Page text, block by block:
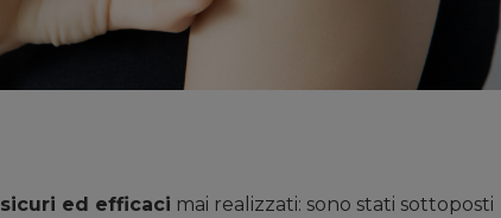
sicuri ed efficaci mai realizzati: sono stati sottoposti